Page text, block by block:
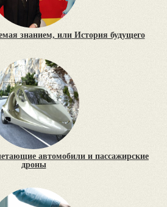
знанием, или История будущего
автомобили и пассажирские
дроны